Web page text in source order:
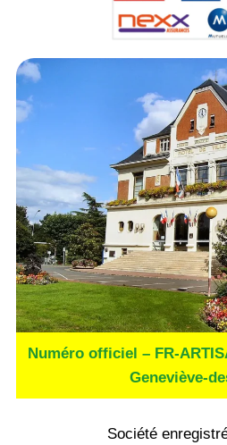
Numéro officiel – FR-
Geneviève-
Société